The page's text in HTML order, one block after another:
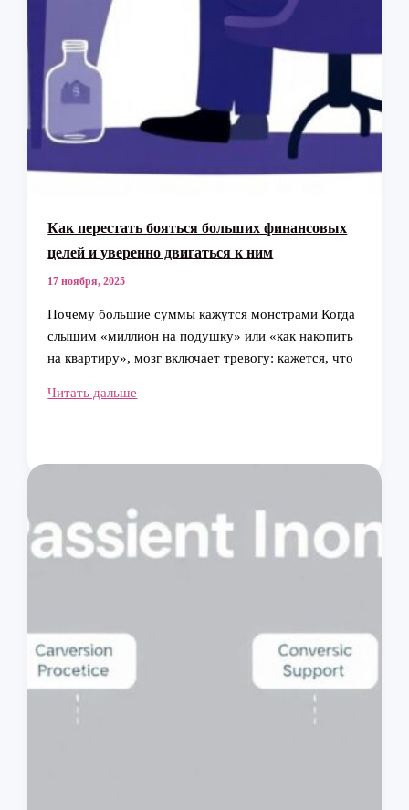
Как перестать бояться больших финансовых
целей и уверенно двигаться к ним
17 ноября, 2025
Почему большие суммы кажутся монстрами Когда
слышим «миллион на подушку» или «как накопить
на квартиру», мозг включает тревогу: кажется, что
Как
и
уверенно
Читать дальше